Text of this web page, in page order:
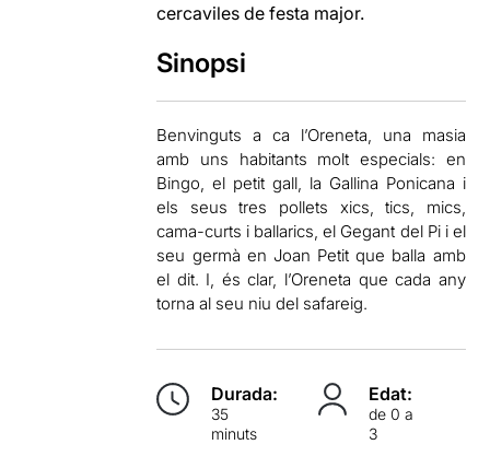
cercaviles de festa major.
Sinopsi
Benvinguts a ca l’Oreneta, una masia
amb uns habitants molt especials: en
Bingo, el petit gall, la Gallina Ponicana i
els seus tres pollets xics, tics, mics,
cama-curts i ballarics, el Gegant del Pi i el
seu germà en Joan Petit que balla amb
el dit. I, és clar, l’Oreneta que cada any
torna al seu niu del safareig.
Durada:
35
minuts
Edat:
de 0 a
3